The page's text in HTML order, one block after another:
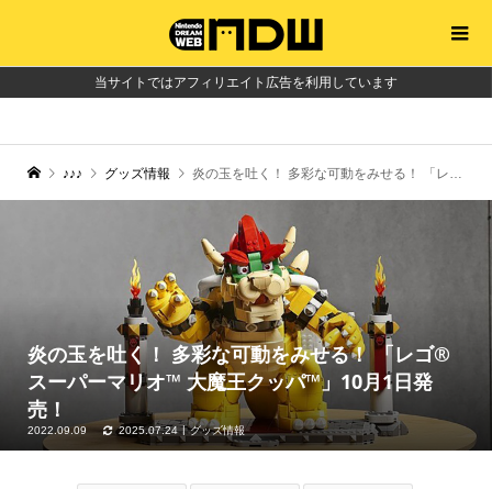
当サイトではアフィリエイト広告を利用しています
♪♪♪ グッズ情報 炎の玉を吐く！ 多彩な可動をみせる！ 「レゴ®スーパーマリオ™ 大魔王クッパ™」10月1日発売！
炎の玉を吐く！ 多彩な可動をみせる！ 「レゴ®
スーパーマリオ™ 大魔王クッパ™」10月1日発
売！
2022.09.09 2025.07.24 グッズ情報